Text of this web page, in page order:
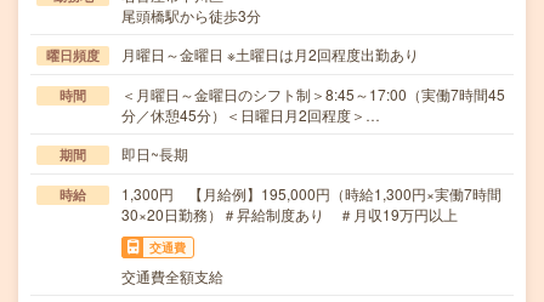
尾頭橋駅から徒歩3分
曜日頻度 月曜日～金曜日 ※土曜日は月2回程度出勤あり
時間
＜月曜日～金曜日のシフト制＞8:45～17:00（実働7時間45
分／休憩45分）＜日曜日月2回程度＞…
期間 即日~長期
時給
1,300円 【月給例】195,000円（時給1,300円×実働7時間
30×20日勤務）＃昇給制度あり ＃月収19万円以上
交通費
交通費全額支給